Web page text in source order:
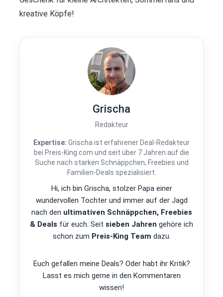
kreative Köpfe!
Grischa
Redakteur
Expertise: Grischa ist erfahrener Deal-Redakteur
bei Preis-King.com und seit über 7 Jahren auf die
Suche nach starken Schnäppchen, Freebies und
Familien-Deals spezialisiert.
Hi, ich bin Grischa, stolzer Papa einer
wundervollen Tochter und immer auf der Jagd
nach den ultimativen Schnäppchen, Freebies
& Deals für euch. Seit sieben Jahren gehöre ich
schon zum Preis-King Team dazu.
Euch gefallen meine Deals? Oder habt ihr Kritik?
Lasst es mich gerne in den Kommentaren
wissen!